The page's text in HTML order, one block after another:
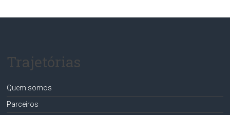
Trajetórias
Quem somos
Parceiros